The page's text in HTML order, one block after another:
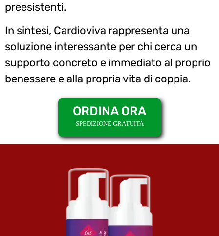
preesistenti.
In sintesi, Cardioviva rappresenta una
soluzione interessante per chi cerca un
supporto concreto e immediato al proprio
benessere e alla propria vita di coppia.
ORDINA ORA
SPEDIZIONE GRATUITA